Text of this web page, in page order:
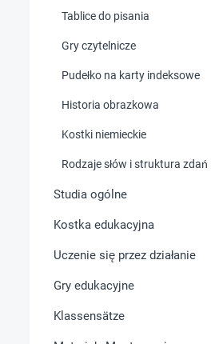
Tablice do pisania
Gry czytelnicze
Pudełko na karty indeksowe
Historia obrazkowa
Kostki niemieckie
Rodzaje słów i struktura zdań
Studia ogólne
Kostka edukacyjna
Uczenie się przez działanie
Gry edukacyjne
Klassensätze